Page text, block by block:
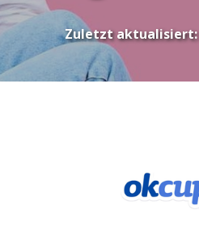
Zuletzt aktualisiert: